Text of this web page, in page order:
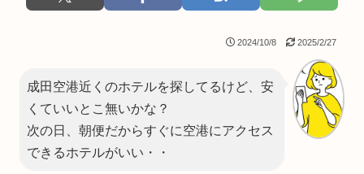
2024/10/8 2025/2/27
成田空港近くのホテルを探してるけど、安
くていいとこ無いかな？
次の日、朝便だからすぐに空港にアクセス
できるホテルがいい・・